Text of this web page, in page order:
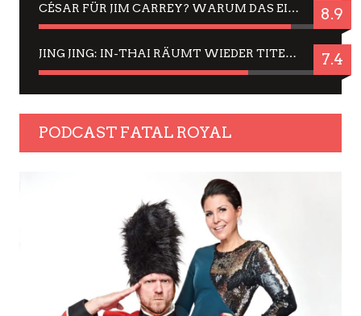
CÉSAR FÜR JIM CARREY? WARUM DAS EINER DER NERVIGSTEN ACTORS IST UND BLEIBT 8.9
JING JING: IN-THAI RÄUMT WIEDER TITEL AB – EIN ZWEI-STUNDEN-ERLEBNISBERICHT 7.4
PODCAST FATAL ROYAL